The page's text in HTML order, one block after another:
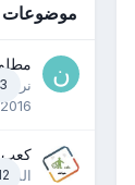
موضوعات
3
2016
كعب